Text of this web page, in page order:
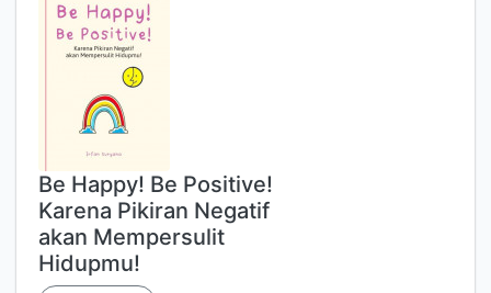
Be Happy! Be Positive!
Karena Pikiran Negatif
akan Mempersulit
Hidupmu!